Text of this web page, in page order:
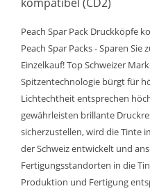
Peach Spar Pack Druckköpfe
Peach Spar Packs - Sparen
Einzelkauf! Top Schweizer
Spitzentechnologie bürgt für
Lichtechtheit entsprechen
gewährleisten brillante
sicherzustellen, wird die Tinte
der Schweiz entwickelt und
Fertigungsstandorten in die
Produktion und Fertigung